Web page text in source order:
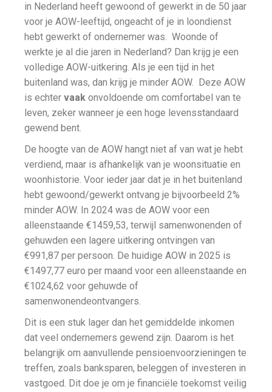
in Nederland heeft gewoond of gewerkt in de 50 jaar
voor je AOW-leeftijd, ongeacht of je in loondienst
hebt gewerkt of ondernemer was. Woonde of
werkte je al die jaren in Nederland? Dan krijg je een
volledige AOW-uitkering. Als je een tijd in het
buitenland was, dan krijg je minder AOW. Deze AOW
is echter vaak onvoldoende om comfortabel van te
leven, zeker wanneer je een hoge levensstandaard
gewend bent.
De hoogte van de AOW hangt niet af van wat je hebt
verdiend, maar is afhankelijk van je woonsituatie en
woonhistorie. Voor ieder jaar dat je in het buitenland
hebt gewoond/gewerkt ontvang je bijvoorbeeld 2%
minder AOW. In 2024 was de AOW voor een
alleenstaande €1459,53, terwijl samenwonenden of
gehuwden een lagere uitkering ontvingen van
€991,87 per persoon. De huidige AOW in 2025 is
€1497,77 euro per maand voor een alleenstaande en
€1024,62 voor gehuwde of
samenwonendeontvangers.
Dit is een stuk lager dan het gemiddelde inkomen
dat veel ondernemers gewend zijn. Daarom is het
belangrijk om aanvullende pensioenvoorzieningen te
treffen, zoals banksparen, beleggen of investeren in
vastgoed. Dit doe je om je financiële toekomst veilig